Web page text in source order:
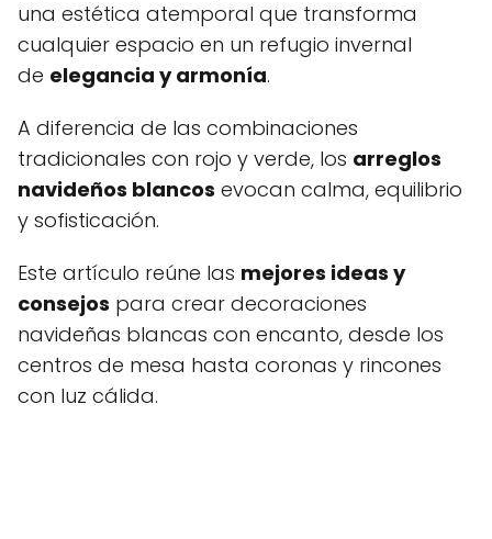
una estética atemporal que transforma
cualquier espacio en un refugio invernal
de elegancia y armonía.
A diferencia de las combinaciones
tradicionales con rojo y verde, los arreglos
navideños blancos evocan calma, equilibrio
y sofisticación.
Este artículo reúne las mejores ideas y
consejos para crear decoraciones
navideñas blancas con encanto, desde los
centros de mesa hasta coronas y rincones
con luz cálida.